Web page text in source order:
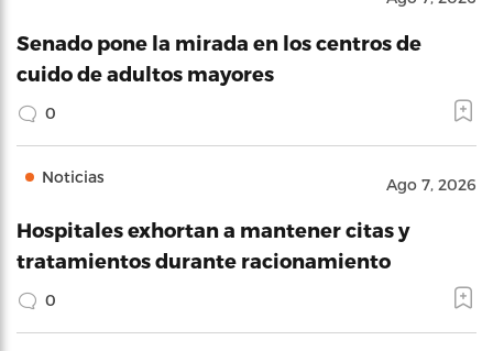
Senado pone la mirada en los centros de
cuido de adultos mayores
0
Noticias Ago 7, 2026
Hospitales exhortan a mantener citas y
tratamientos durante racionamiento
0